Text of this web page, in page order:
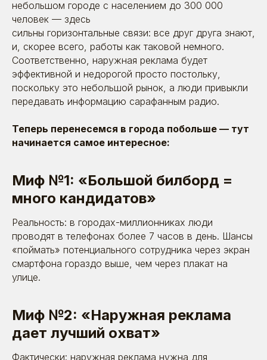
небольшом городе с населением до 300 000
человек — здесь
сильны горизонтальные связи: все друг друга знают,
и, скорее всего, работы как таковой немного.
Соответственно, наружная реклама будет
эффективной и недорогой просто постольку,
поскольку это небольшой рынок, а люди привыкли
передавать информацию сарафанным радио.
Теперь перенесемся в города побольше — тут
начинается самое интересное:
Миф №1: «Большой билборд =
много кандидатов»
Реальность: в городах-миллионниках люди
проводят в телефонах более 7 часов в день. Шансы
«поймать» потенциального сотрудника через экран
смартфона гораздо выше, чем через плакат на
улице.
Миф №2: «Наружная реклама
дает лучший охват»
Фактически: наружная реклама нужна для